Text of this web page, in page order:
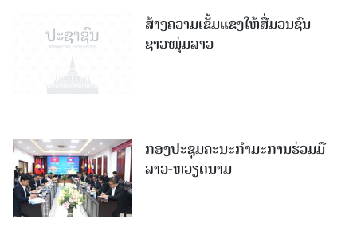
ສ້າງຄວາມເຂັ້ມແຂງໃຫ້ສື່ມວນຊົນ
ຊາວໜຸ່ມລາວ
ກອງປະຊຸມຄະນະກຳມະການຮ່ວມມື
ລາວ-ຫວຽດນາມ